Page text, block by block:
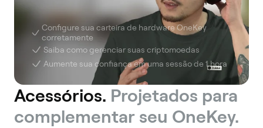
Configure sua carteira de hardware OneKey
corretamente
Saiba como gerenciar suas criptomoedas
Aumente sua confiança em uma sessão de 1 hora
Acessórios. Projetados para
complementar seu OneKey.